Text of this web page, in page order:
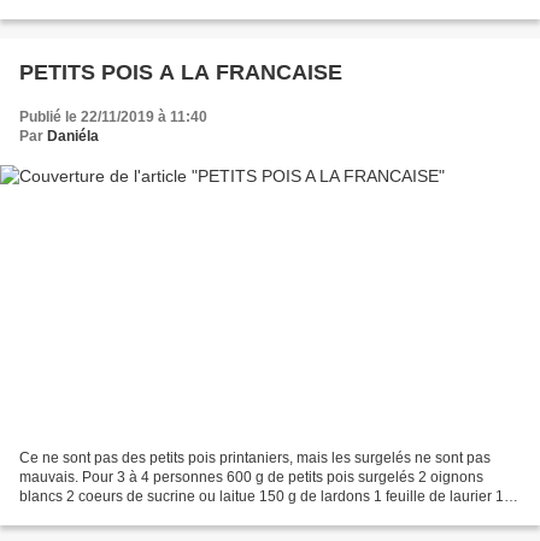
PETITS POIS A LA FRANCAISE
Publié le 22/11/2019 à 11:40
Par Daniéla
Ce ne sont pas des petits pois printaniers, mais les surgelés ne sont pas
mauvais. Pour 3 à 4 personnes 600 g de petits pois surgelés 2 oignons
blancs 2 coeurs de sucrine ou laitue 150 g de lardons 1 feuille de laurier 1